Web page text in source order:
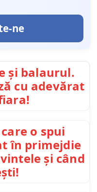
ne
și balaurul.
cu adevărat
o spui
în primejdie
și când